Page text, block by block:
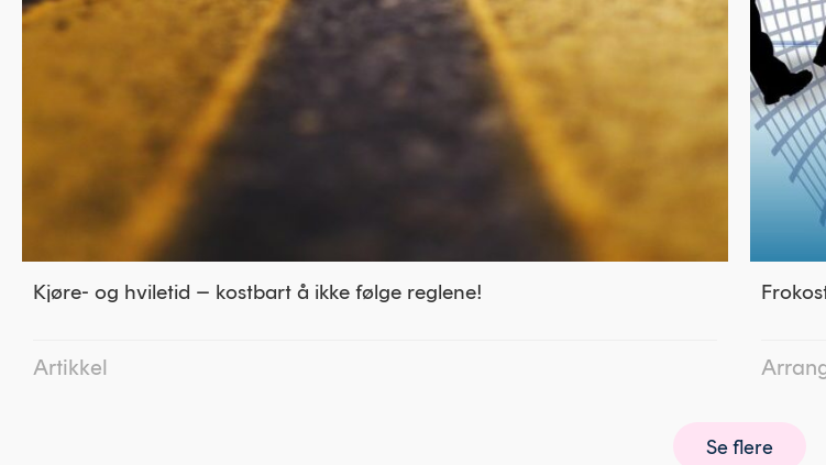
Kjøre- og hviletid – kostbart å ikke følge reglene!
Artikkel
Se flere